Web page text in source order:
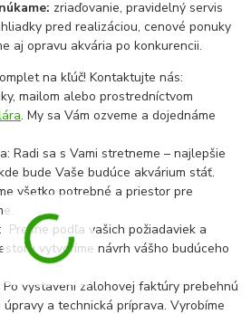
zriaďovanie, pravidelný servis
pred realizáciou, cenové ponuky
aj opravu akvária po konkurencii.
na kľúč! Kontaktujte nás:
mailom alebo prostredníctvom
. My sa Vám ozveme a dojednáme
Radi sa s Vami stretneme – najlepšie
bude Vaše budúce akvárium stáť.
všetko potrebné a priestor pre
podľa vašich požiadaviek a
vytvoríme návrh vášho budúceho
vystavení zálohovej faktúry prebehnú
a technická príprava. Vyrobíme